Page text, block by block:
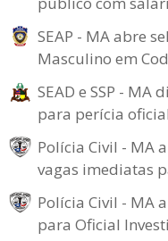
SEAP - MA abre
Masculino em
SEAD e SSP -
para perícia oficial
Polícia Civil - MA
vagas imediatas
Polícia Civil - MA
para Oficial